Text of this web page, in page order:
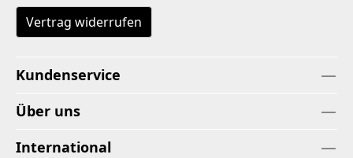
Vertrag widerrufen
Kundenservice
Über uns
International